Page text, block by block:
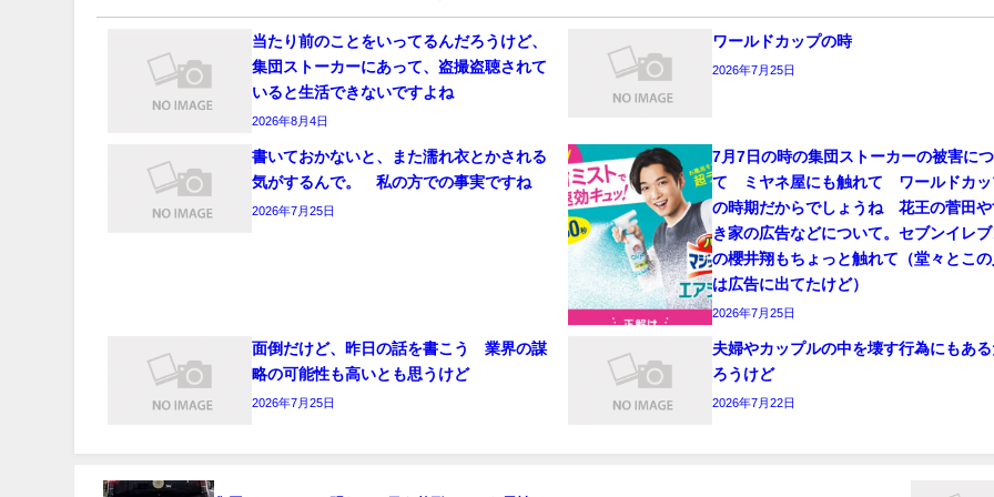
当たり前のことをいってるんだろうけど、
集団ストーカーにあって、盗撮盗聴されて
いると生活できないですよね
2026年8月4日
ワールドカップの時
2026年7月25日
書いておかないと、また濡れ衣とかされる
気がするんで。 私の方での事実ですね
2026年7月25日
7月7日の時の集団ストーカーの被害に
て ミヤネ屋にも触れて ワールドカッ
の時期だからでしょうね 花王の菅田や
き家の広告などについて。セブンイレ
の櫻井翔もちょっと触れて（堂々とこ
は広告に出てたけど）
2026年7月25日
面倒だけど、昨日の話を書こう 業界の謀
略の可能性も高いとも思うけど
2026年7月25日
夫婦やカップルの中を壊す行為にもあ
ろうけど
2026年7月22日